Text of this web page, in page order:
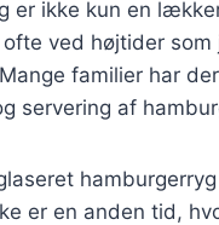
er ikke kun en
ofte ved højtider
familier har
servering af
er en anden tid,